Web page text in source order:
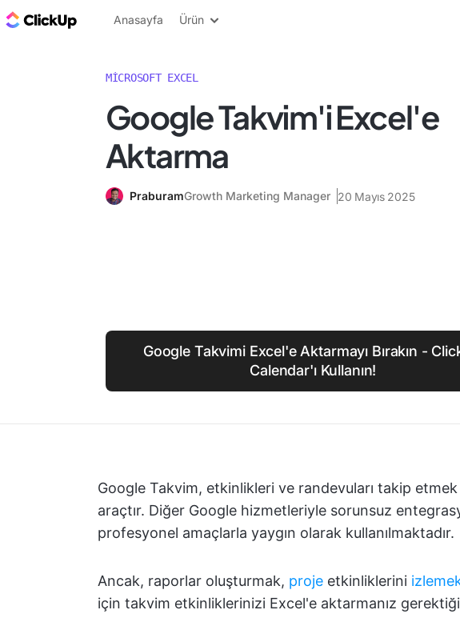
ClickUp Blog
Anasayfa Ürün
MICROSOFT EXCEL
Google Takvim'i Excel'e
Aktarma
PraburamGrowth Marketing Manager 20 Mayıs 2025
Google Takvimi Excel'e Aktarmayı Bırakın -
Calendar'ı Kullanın!
Google Takvim, etkinlikleri ve randevuları takip
araçtır. Diğer Google hizmetleriyle sorunsuz
profesyonel amaçlarla yaygın olarak kullanılmaktadır.
Ancak, raporlar oluşturmak, proje etkinliklerini
için takvim etkinliklerinizi Excel'e aktarmanız